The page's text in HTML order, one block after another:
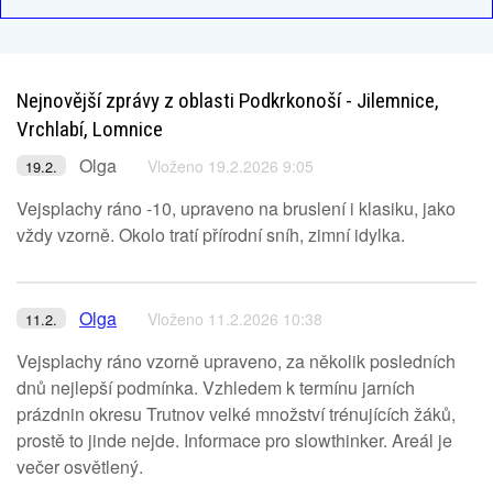
Nejnovější zprávy z oblasti Podkrkonoší - Jilemnice,
Vrchlabí, Lomnice
19.2. Olga Vloženo 19.2.2026 9:05
Vejsplachy ráno -10, upraveno na bruslení i klasiku, jako
vždy vzorně. Okolo tratí přírodní sníh, zimní idylka.
11.2. Olga Vloženo 11.2.2026 10:38
Vejsplachy ráno vzorně upraveno, za několik posledních
dnů nejlepší podmínka. Vzhledem k termínu jarních
prázdnin okresu Trutnov velké množství trénujících žáků,
prostě to jinde nejde. Informace pro slowthinker. Areál je
večer osvětlený.